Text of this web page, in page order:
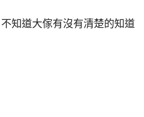
知道大傢有沒有清楚的知道